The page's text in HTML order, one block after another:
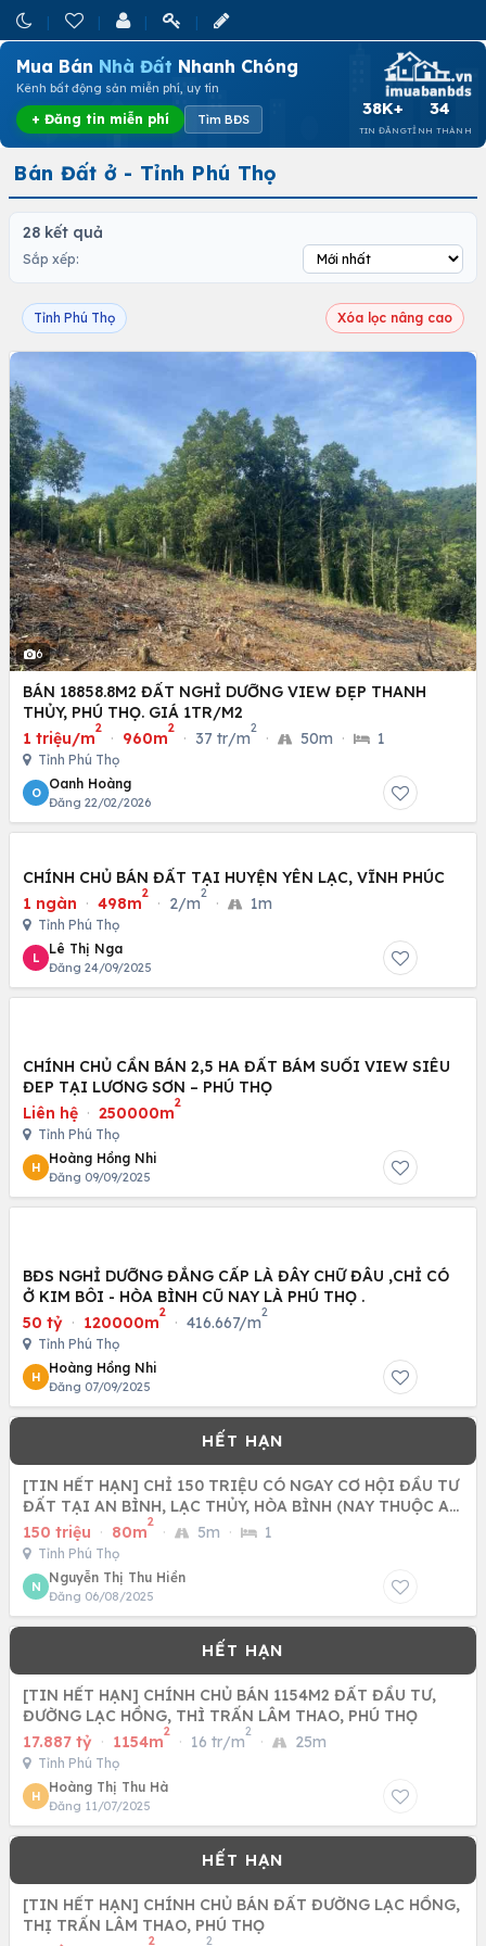
Mua Bán Nhà Đất Nhanh Chóng
Kênh bất động sản miễn phí, uy tín
+ Đăng tin miễn phí Tìm BĐS
38K+
TIN ĐĂNG
34
TỈNH THÀNH
Bán Đất ở - Tỉnh Phú Thọ
28 kết quả
Sắp xếp:
Tỉnh Phú Thọ Xóa lọc nâng cao
6
BÁN 18858.8M2 ĐẤT NGHỈ DƯỠNG VIEW ĐẸP THANH
THỦY, PHÚ THỌ. GIÁ 1TR/M2
1 triệu/m
2
· 960m
2
· 37 tr/m
2
· 50m · 1
Tỉnh Phú Thọ
O
Oanh Hoàng
Đăng 22/02/2026
CHÍNH CHỦ BÁN ĐẤT TẠI HUYỆN YÊN LẠC, VĨNH PHÚC
1 ngàn · 498m
2
· 2/m
2
· 1m
Tỉnh Phú Thọ
L
Lê Thị Nga
Đăng 24/09/2025
CHÍNH CHỦ CẦN BÁN 2,5 HA ĐẤT BÁM SUỐI VIEW SIÊU
ĐEP TẠI LƯƠNG SƠN – PHÚ THỌ
Liên hệ · 250000m
2
Tỉnh Phú Thọ
H
Hoàng Hồng Nhi
Đăng 09/09/2025
BĐS NGHỈ DƯỠNG ĐẲNG CẤP LÀ ĐÂY CHỮ ĐÂU ,CHỈ CÓ
Ở KIM BÔI - HÒA BÌNH CŨ NAY LÀ PHÚ THỌ .
50 tỷ · 120000m
2
· 416.667/m
2
Tỉnh Phú Thọ
H
Hoàng Hồng Nhi
Đăng 07/09/2025
[TIN HẾT HẠN] CHỈ 150 TRIỆU CÓ NGAY CƠ HỘI ĐẦU TƯ
ĐẤT TẠI AN BÌNH, LẠC THỦY, HÒA BÌNH (NAY THUỘC AN
BÌNH -PHÚ THỌ)
150 triệu · 80m
2
· 5m · 1
Tỉnh Phú Thọ
N
Nguyễn Thị Thu Hiền
Đăng 06/08/2025
[TIN HẾT HẠN] CHÍNH CHỦ BÁN 1154M2 ĐẤT ĐẦU TƯ,
ĐƯỜNG LẠC HỒNG, THÌ TRẤN LÂM THAO, PHÚ THỌ
17.887 tỷ · 1154m
2
· 16 tr/m
2
· 25m
Tỉnh Phú Thọ
H
Hoàng Thị Thu Hà
Đăng 11/07/2025
[TIN HẾT HẠN] CHÍNH CHỦ BÁN ĐẤT ĐƯỜNG LẠC HỒNG,
THỊ TRẤN LÂM THAO, PHÚ THỌ
2 2